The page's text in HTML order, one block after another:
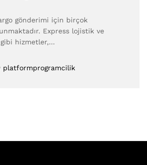
gönderimi için birçok
Express lojistik ve
hizmetler,…
platformprogramcilik